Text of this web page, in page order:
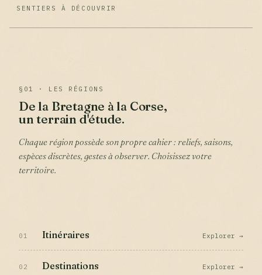
SENTIERS À DÉCOUVRIR
§01 · LES RÉGIONS
De la Bretagne à la Corse,
un terrain d'étude.
Chaque région possède son propre cahier : reliefs, saisons,
espèces discrètes, gestes à observer. Choisissez votre
territoire.
01 Itinéraires Explorer →
02 Destinations Explorer →